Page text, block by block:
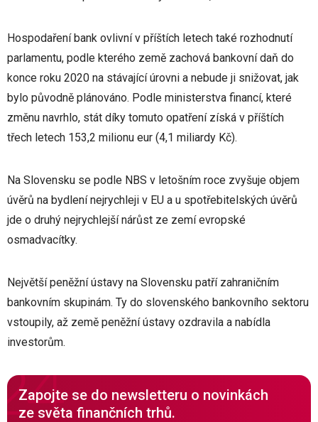
Hospodaření bank ovlivní v příštích letech také rozhodnutí
parlamentu, podle kterého země zachová bankovní daň do
konce roku 2020 na stávající úrovni a nebude ji snižovat, jak
bylo původně plánováno. Podle ministerstva financí, které
změnu navrhlo, stát díky tomuto opatření získá v příštích
třech letech 153,2 milionu eur (4,1 miliardy Kč).
Na Slovensku se podle NBS v letošním roce zvyšuje objem
úvěrů na bydlení nejrychleji v EU a u spotřebitelských úvěrů
jde o druhý nejrychlejší nárůst ze zemí evropské
osmadvacítky.
Největší peněžní ústavy na Slovensku patří zahraničním
bankovním skupinám. Ty do slovenského bankovního sektoru
vstoupily, až země peněžní ústavy ozdravila a nabídla
investorům.
Zapojte se do newsletteru o novinkách
ze světa finančních trhů.